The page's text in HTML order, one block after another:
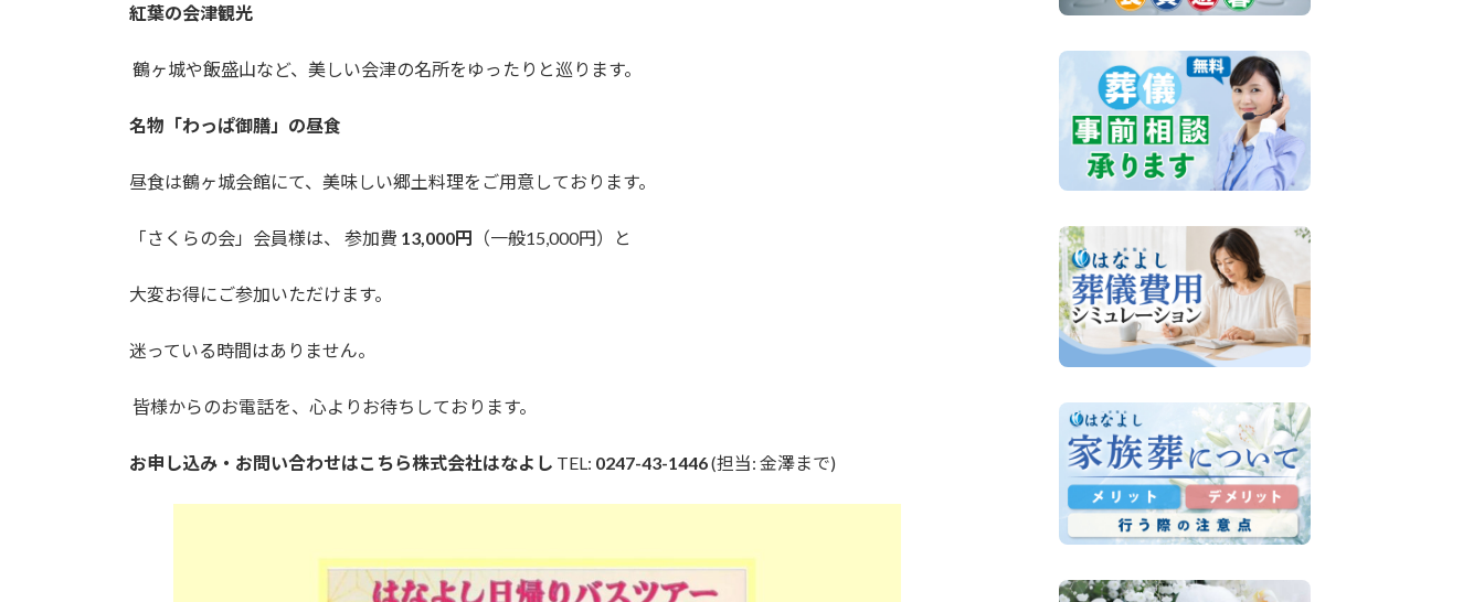
紅葉の会津観光
鶴ヶ城や飯盛山など、美しい会津の名所をゆったりと巡ります。
名物「わっぱ御膳」の昼食
昼食は鶴ヶ城会館にて、美味しい郷土料理をご用意しております。
「さくらの会」会員様は、 参加費 13,000円 （一般15,000円）と
大変お得にご参加いただけます。
迷っている時間はありません。
皆様からのお電話を、心よりお待ちしております。
お申し込み・お問い合わせはこちら株式会社はなよし TEL: 0247-43-1446(担当: 金澤まで)